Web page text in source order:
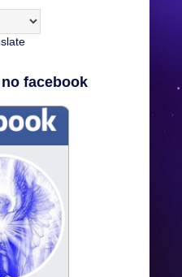
facebook